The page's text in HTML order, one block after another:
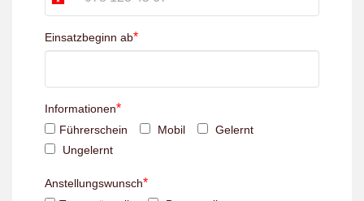
Einsatzbeginn ab*
Informationen*
Führerschein Mobil
Gelernt
Ungelernt
Anstellungswunsch*